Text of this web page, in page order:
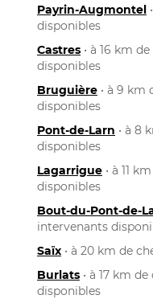
Payrin-Augmontel
disponibles
Castres • à 16 km
disponibles
Bruguière • à 9 km
disponibles
Pont-de-Larn • à 8
disponibles
Lagarrigue • à 11
disponibles
Bout-du-Pont-de-
intervenants
Saïx • à 20 km de
Burlats • à 17 km
disponibles